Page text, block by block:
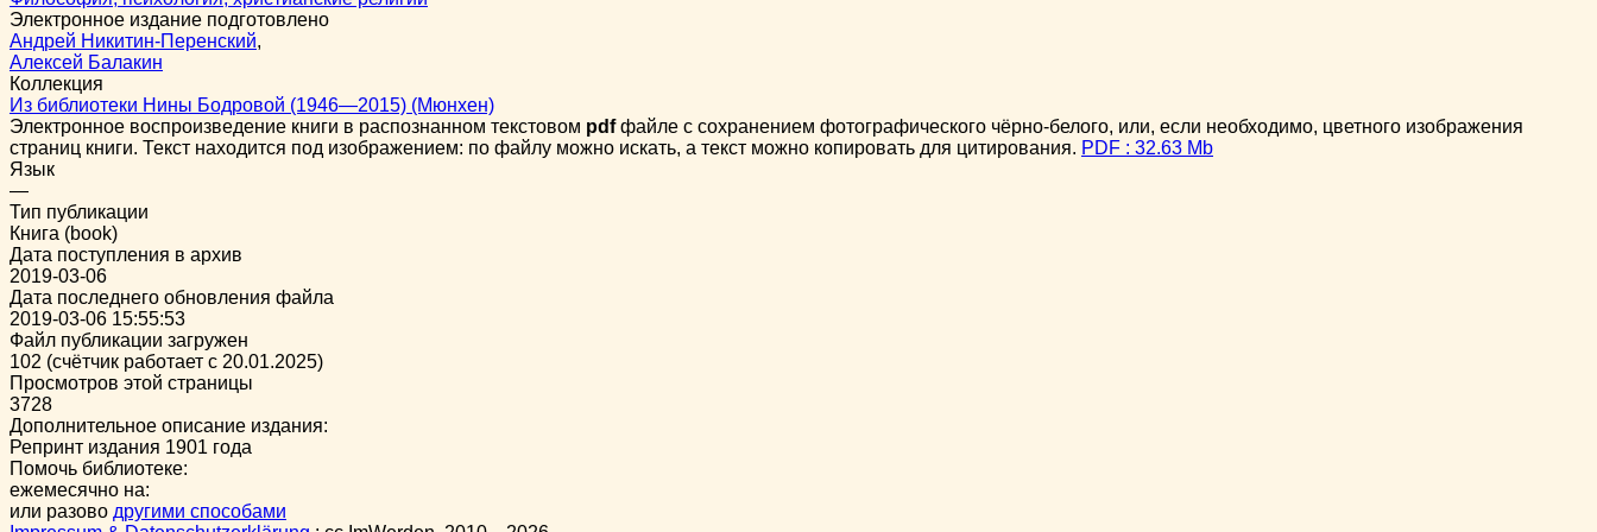
Электронное издание подготовлено
Андрей Никитин-Перенский,
Алексей Балакин
Коллекция
Из библиотеки Нины Бодровой (1946—2015) (Мюнхен)
Электронное воспроизведение книги в распознанном текстовом pdfфайле с сохранением фотографического чёрно-белого, или, если необходимо, цветного изображения
страниц книги. Текст находится под изображением: по файлу можно искать, а текст можно копировать для цитирования. PDF : 32.63 Mb
Язык
—
Тип публикации
Книга (book)
Дата поступления в архив
2019-03-06
Дата последнего обновления файла
2019-03-06 15:55:53
Файл публикации загружен
102 (счётчик работает с 20.01.2025)
Просмотров этой страницы
3728
Дополнительное описание издания:
Репринт издания 1901 года
Помочь библиотеке:
ежемесячно на:
или разово другими способами